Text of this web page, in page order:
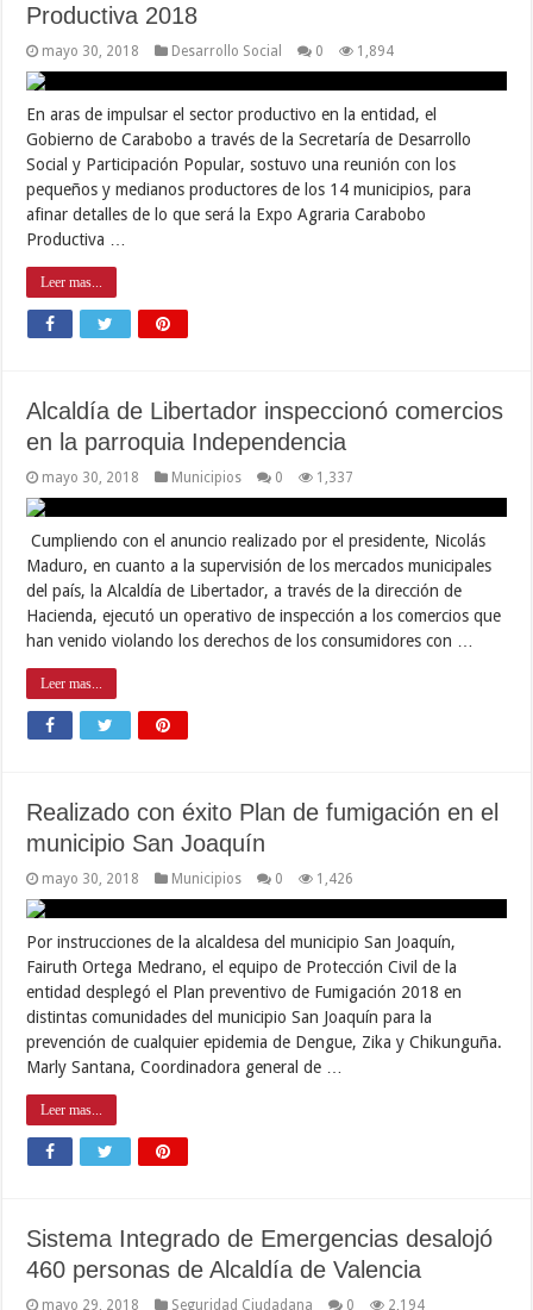
Productiva 2018
mayo 30, 2018 Desarrollo Social 0 1,894
En aras de impulsar el sector productivo en la entidad, el
Gobierno de Carabobo a través de la Secretaría de Desarrollo
Social y Participación Popular, sostuvo una reunión con los
pequeños y medianos productores de los 14 municipios, para
afinar detalles de lo que será la Expo Agraria Carabobo
Productiva …
Leer mas...
Alcaldía de Libertador inspeccionó comercios
en la parroquia Independencia
mayo 30, 2018 Municipios 0 1,337
Cumpliendo con el anuncio realizado por el presidente, Nicolás
Maduro, en cuanto a la supervisión de los mercados municipales
del país, la Alcaldía de Libertador, a través de la dirección de
Hacienda, ejecutó un operativo de inspección a los comercios que
han venido violando los derechos de los consumidores con …
Leer mas...
Realizado con éxito Plan de fumigación en el
municipio San Joaquín
mayo 30, 2018 Municipios 0 1,426
Por instrucciones de la alcaldesa del municipio San Joaquín,
Fairuth Ortega Medrano, el equipo de Protección Civil de la
entidad desplegó el Plan preventivo de Fumigación 2018 en
distintas comunidades del municipio San Joaquín para la
prevención de cualquier epidemia de Dengue, Zika y Chikunguña.
Marly Santana, Coordinadora general de …
Leer mas...
Sistema Integrado de Emergencias desalojó
460 personas de Alcaldía de Valencia
mayo 29, 2018 Seguridad Ciudadana 0 2,194